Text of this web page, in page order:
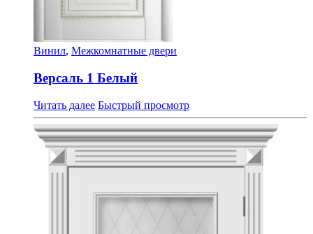
Винил, Межкомнатные двери
Версаль 1 Белый
Читать далее Быстрый просмотр